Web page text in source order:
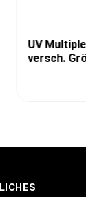
UV
versch.